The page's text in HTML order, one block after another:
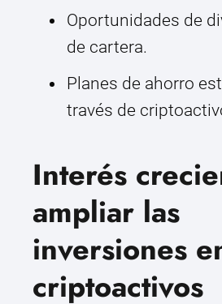
Oportunidades de
de cartera.
Planes de ahorro
través de
Interés
ampliar las
inversiones
criptoactivos